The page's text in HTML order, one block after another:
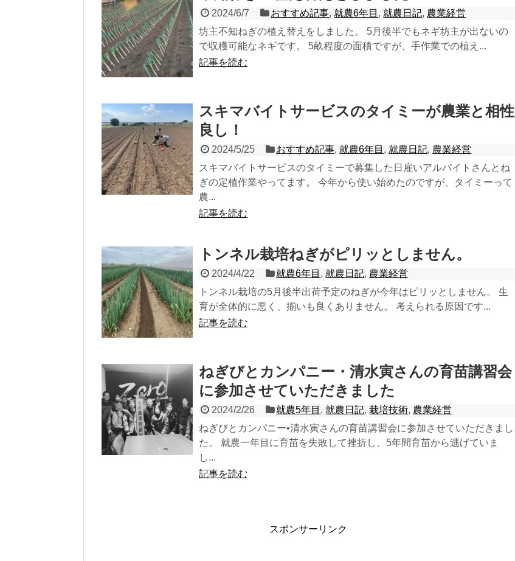
2024/6/7 おすすめ記事, 就農6年目 , 就農日記, 農業経営
坊主不知ねぎの植え替えをしました。 5月後半でもネギ坊主が出ないの
で収穫可能なネギです。 5畝程度の面積ですが、手作業での植え...
記事を読む
スキマバイトサービスのタイミーが農業と相性
良し！
2024/5/25 おすすめ記事, 就農6年目 , 就農日記, 農業経営
スキマバイトサービスのタイミーで募集した日雇いアルバイトさんとね
ぎの定植作業やってます。 今年から使い始めたのですが、タイミーって
農...
記事を読む
トンネル栽培ねぎがピリッとしません。
2024/4/22 就農6年目 , 就農日記, 農業経営
トンネル栽培の5月後半出荷予定のねぎが今年はピリッとしません。 生
育が全体的に悪く、揃いも良くありません。 考えられる原因です...
記事を読む
ねぎびとカンパニー・清水寅さんの育苗講習会
に参加させていただきました
2024/2/26 就農5年目 , 就農日記,栽培技術, 農業経営
ねぎびとカンパニー•清水寅さんの育苗講習会に参加させていただきまし
た。 就農一年目に育苗を失敗して挫折し、5年間育苗から逃げていま
し...
記事を読む
スポンサーリンク